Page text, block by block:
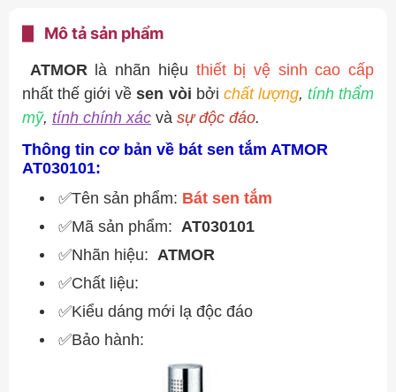
Mô tả sản phẩm
ATMOR là nhãn hiệu thiết bị vệ sinh cao cấp
nhất thế giới vềsen vòi bởi chất lượng, tính thẩm
mỹ, tính chính xác và sự độc đáo.
Thông tin cơ bản về bát sen tắm ATMOR
AT030101:
✅Tên sản phẩm: Bát sen tắm
✅Mã sản phẩm: AT030101
✅Nhãn hiệu: ATMOR
✅Chất liệu:
✅Kiểu dáng mới lạ độc đáo
✅Bảo hành: